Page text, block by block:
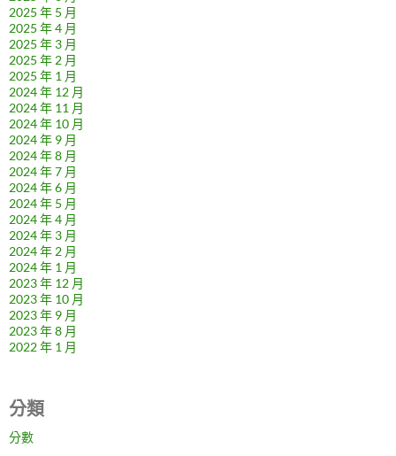
2025 年 5 月
2025 年 4 月
2025 年 3 月
2025 年 2 月
2025 年 1 月
2024 年 12 月
2024 年 11 月
2024 年 10 月
2024 年 9 月
2024 年 8 月
2024 年 7 月
2024 年 6 月
2024 年 5 月
2024 年 4 月
2024 年 3 月
2024 年 2 月
2024 年 1 月
2023 年 12 月
2023 年 10 月
2023 年 9 月
2023 年 8 月
2022 年 1 月
分類
分數